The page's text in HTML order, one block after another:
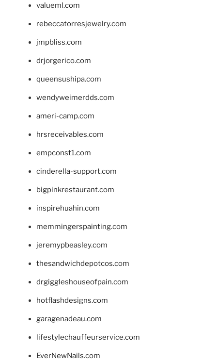
valueml.com
rebeccatorresjewelry.com
jmpbliss.com
drjorgerico.com
queensushipa.com
wendyweimerdds.com
ameri-camp.com
hrsreceivables.com
empconst1.com
cinderella-support.com
bigpinkrestaurant.com
inspirehuahin.com
memmingerspainting.com
jeremypbeasley.com
thesandwichdepotcos.com
drgiggleshouseofpain.com
hotflashdesigns.com
garagenadeau.com
lifestylechauffeurservice.com
EverNewNails.com